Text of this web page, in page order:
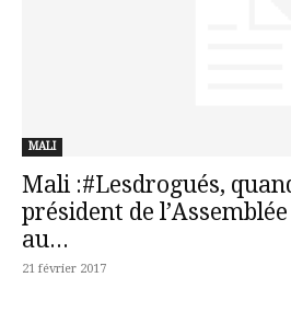
MALI
Mali :#Lesdrogués,
président de
au...
21 février 2017